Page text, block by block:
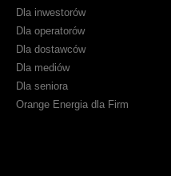
Dla inwestorów
Dla operatorów
Dla dostawców
Dla mediów
Dla seniora
Orange Energia dla Firm